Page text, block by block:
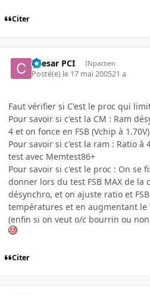
Citer
Caesar PCI INpactien
Posté(e) le 17 mai 200521 a
Faut vérifier si C'est le proc qui
Pour savoir si c'est la CM : Ram
4 et on fonce en FSB (Vchip à 1.70V)
Pour savoir si c'est la ram : Ratio à
test avec Memtest86+
Pour savoir si c'est le proc : On se
donner lors du test FSB MAX de la
désynchro, et on ajuste ratio et
températures et en augmentant le
(enfin si on veut o/c bourrin ou
Citer